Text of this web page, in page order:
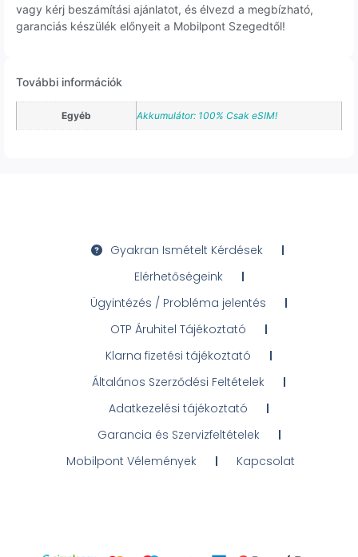
vagy kérj beszámítási ajánlatot, és élvezd a megbízható,
garanciás készülék előnyeit a Mobilpont Szegedtől!
További információk
Egyéb Akkumulátor: 100% Csak eSIM!
Gyakran Ismételt Kérdések
Elérhetőségeink
Ügyintézés / Probléma jelentés
OTP Áruhitel Tájékoztató
Klarna fizetési tájékoztató
Általános Szerződési Feltételek
Adatkezelési tájékoztató
Garancia és Szervizfeltételek
Mobilpont Vélemények
Kapcsolat